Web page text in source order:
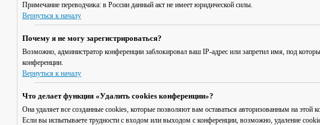
Примечание переводчика: в России данный акт не имеет юридической силы.
Вернуться к началу
Почему я не могу зарегистрироваться?
Возможно, администратор конференции заблокировал ваш IP-адрес или запретил имя, под
конференции.
Вернуться к началу
Что делает функция «Удалить cookies конференции»?
Она удаляет все созданные cookies, которые позволяют вам оставаться авторизованным на
Если вы испытываете трудности с входом или выходом с конференции, возможно, удаление